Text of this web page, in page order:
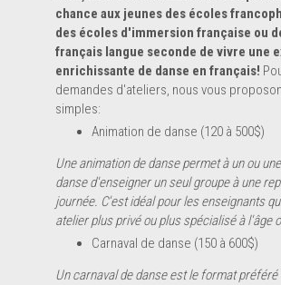
chance aux jeunes des écoles
des écoles d'immersion française ou
français langue seconde de vivre une
enrichissante de danse en français!
demandes d'ateliers, nous vous
simples:
Animation de danse (120 à 500$)
Une animation de danse permet à un ou
danse d'enseigner un seul groupe à une
journée. C'est idéal pour les enseignants
atelier plus privé ou plus spécialisé à l'âge
Carnaval de danse (150 à 600$)
Un carnaval de danse est le format